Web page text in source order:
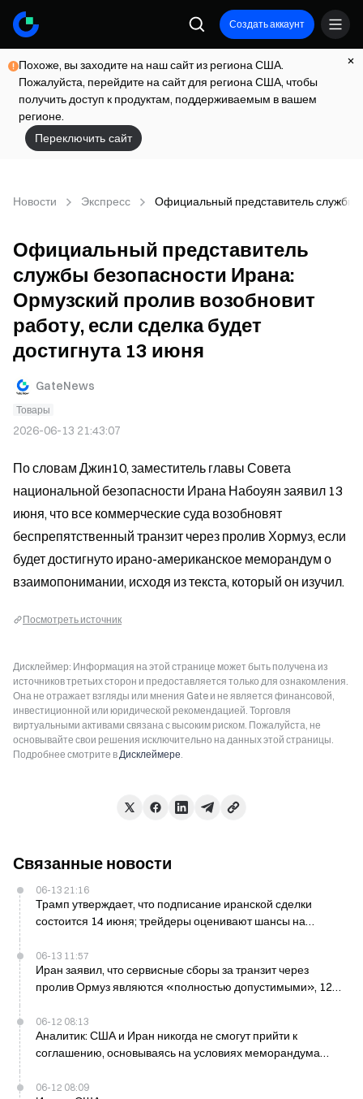
Создать аккаунт
Похоже, вы заходите на наш сайт из региона США.
Пожалуйста, перейдите на сайт для региона США, чтобы
получить доступ к продуктам, поддерживаемым в вашем
регионе.
Переключить сайт
Новости Экспресс Официальный представитель службы
Официальный представитель
службы безопасности Ирана:
Ормузский пролив возобновит
работу, если сделка будет
достигнута 13 июня
GateNews
Товары
2026-06-13 21:43:07
По словам Джин10, заместитель главы Совета
национальной безопасности Ирана Набоуян заявил 13
июня, что все коммерческие суда возобновят
беспрепятственный транзит через пролив Хормуз, если
будет достигнуто ирано-американское меморандум о
взаимопонимании, исходя из текста, который он изучил.
Посмотреть источник
Дисклеймер: Информация на этой странице может быть получена из
источников третьих сторон и предоставляется только для ознакомления.
Она не отражает взгляды или мнения Gate и не является финансовой,
инвестиционной или юридической рекомендацией. Торговля
виртуальными активами связана с высоким риском. Пожалуйста, не
основывайте свои решения исключительно на данных этой страницы.
Подробнее смотрите вДисклеймере.
Связанные новости
06-13 21:16
Трамп утверждает, что подписание иранской сделки
состоится 14 июня; трейдеры оценивают шансы на
06-13 11:57
Иран заявил, что сервисные сборы за транзит через
пролив Ормуз являются «полностью допустимыми», 12
06-12 08:13
Аналитик: США и Иран никогда не смогут прийти к
соглашению, основываясь на условиях меморандума
06-12 08:09